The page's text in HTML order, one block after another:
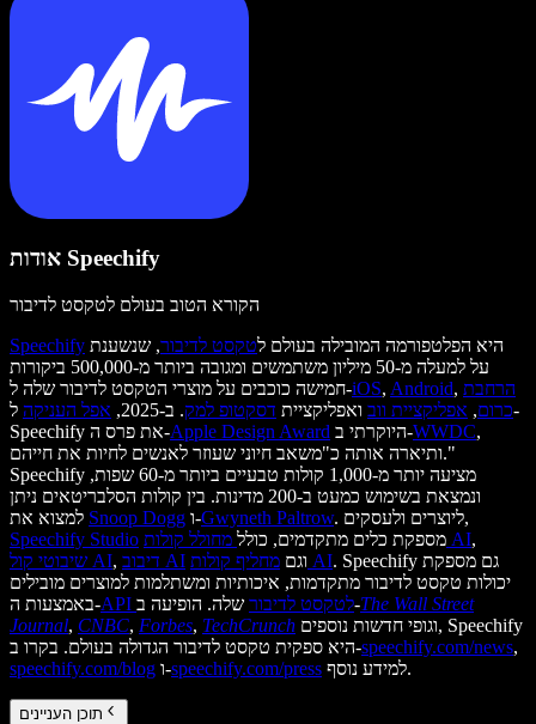
אודות Speechify
הקורא הטוב בעולם לטקסט לדיבור
Speechify
היא הפלטפורמה המובילה בעולם לטקסט לדיבור, שנשענת
על למעלה מ-50 מיליון משתמשים ומגובה ביותר מ-500,000 ביקורות
חמישה כוכבים על מוצרי הטקסט לדיבור שלה ל-iOS, Android, הרחבת
כרום, אפליקציית ווב ואפליקציית דסקטופ למק. ב-2025, אפל העניקה ל-
Speechify את פרס ה-Apple Design Award היוקרתי ב-WWDC,
ותיארה אותה כ"משאב חיוני שעוזר לאנשים לחיות את חייהם."
Speechify מציעה יותר מ-1,000 קולות טבעיים ביותר מ-60 שפות,
ונמצאת בשימוש כמעט ב-200 מדינות. בין קולות הסלבריטאים ניתן
Snoop Dogg ו-Gwyneth Paltrow
. ליוצרים ולעסקים,
Speechify Studio
מספקת כלים מתקדמים, כולל מחולל קולות AI,
שיבוטי קול AI, דיבוב AI וגם מחליף קולות AI. Speechify גם מספקת
יכולות טקסט לדיבור מתקדמות, איכותיות ומשתלמות למוצרים מובילים
באמצעות ה-
API לטקסט לדיבורשלה. הופיעה ב-The Wall Street
Journal, CNBC, Forbes, TechCrunch
היא ספקית טקסט לדיבור הגדולה בעולם. בקרו ב-speechify.com/news,
speechify.com/blog ו-speechify.com/press למידע נוסף.
תוכן העניינים